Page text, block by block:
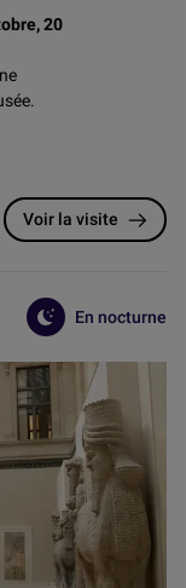
20
Voir la visite
En nocturne